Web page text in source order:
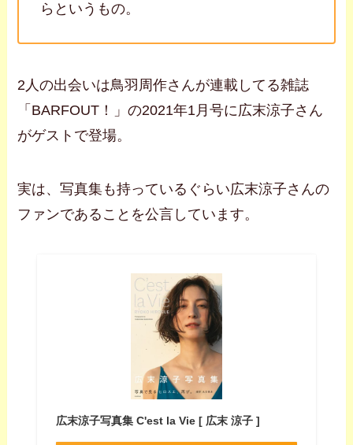
らというもの。
2人の出会いは鳥羽周作さんが連載してる雑誌
「BARFOUT！」の2021年1月号に広末涼子さん
がゲストで登場。
実は、写真集も持っているぐらい広末涼子さんの
ファンであることを公言しています。
広末涼子写真集 C'est la Vie [ 広末 涼子 ]